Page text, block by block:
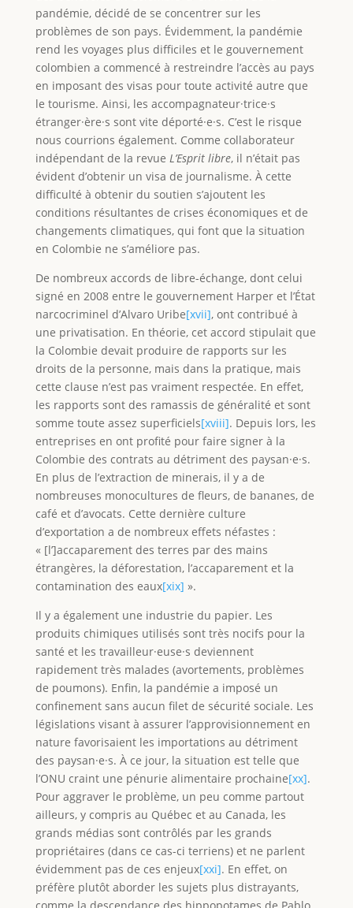
pandémie, décidé de se concentrer sur les
problèmes de son pays. Évidemment, la pandémie
rend les voyages plus difficiles et le gouvernement
colombien a commencé à restreindre l’accès au pays
en imposant des visas pour toute activité autre que
le tourisme. Ainsi, les accompagnateur·trice·s
étranger·ère·s sont vite déporté·e·s. C’est le risque
nous courrions également. Comme collaborateur
indépendant de la revue L’Esprit libre, il n’était pas
évident d’obtenir un visa de journalisme. À cette
difficulté à obtenir du soutien s’ajoutent les
conditions résultantes de crises économiques et de
changements climatiques, qui font que la situation
en Colombie ne s’améliore pas.
De nombreux accords de libre-échange, dont celui
signé en 2008 entre le gouvernement Harper et l’État
narcocriminel d’Alvaro Uribe[xvii], ont contribué à
une privatisation. En théorie, cet accord stipulait que
la Colombie devait produire de rapports sur les
droits de la personne, mais dans la pratique, mais
cette clause n’est pas vraiment respectée. En effet,
les rapports sont des ramassis de généralité et sont
somme toute assez superficiels[xviii]. Depuis lors, les
entreprises en ont profité pour faire signer à la
Colombie des contrats au détriment des paysan·e·s.
En plus de l’extraction de minerais, il y a de
nombreuses monocultures de fleurs, de bananes, de
café et d’avocats. Cette dernière culture
d’exportation a de nombreux effets néfastes :
« [l’]accaparement des terres par des mains
étrangères, la déforestation, l’accaparement et la
contamination des eaux[xix] ».
Il y a également une industrie du papier. Les
produits chimiques utilisés sont très nocifs pour la
santé et les travailleur·euse·s deviennent
rapidement très malades (avortements, problèmes
de poumons). Enfin, la pandémie a imposé un
confinement sans aucun filet de sécurité sociale. Les
législations visant à assurer l’approvisionnement en
nature favorisaient les importations au détriment
des paysan·e·s. À ce jour, la situation est telle que
l’ONU craint une pénurie alimentaire prochaine[xx].
Pour aggraver le problème, un peu comme partout
ailleurs, y compris au Québec et au Canada, les
grands médias sont contrôlés par les grands
propriétaires (dans ce cas-ci terriens) et ne parlent
évidemment pas de ces enjeux[xxi]. En effet, on
préfère plutôt aborder les sujets plus distrayants,